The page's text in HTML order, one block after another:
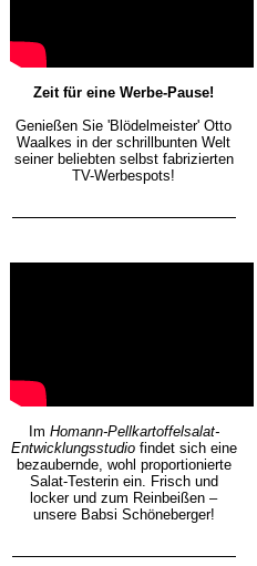
Zeit für eine Werbe-Pause!
Genießen Sie 'Blödelmeister' Otto
Waalkes in der schrillbunten Welt
seiner beliebten selbst fabrizierten
TV-Werbespots!
Im Homann-Pellkartoffelsalat-
Entwicklungsstudiofindet sich eine
bezaubernde, wohl proportionierte
Salat-Testerin ein. Frisch und
locker und zum Reinbeißen –
unsere Babsi Schöneberger!